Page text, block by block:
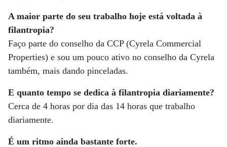
A maior parte do seu trabalho hoje está voltada à
filantropia?
Faço parte do conselho da CCP (Cyrela Commercial
Properties) e sou um pouco ativo no conselho da Cyrela
também, mais dando pinceladas.
E quanto tempo se dedica à filantropia diariamente?
Cerca de 4 horas por dia das 14 horas que trabalho
diariamente.
É um ritmo ainda bastante forte.